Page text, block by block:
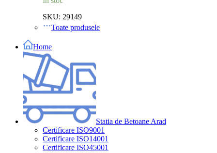
SKU: 29149
Toate produsele
Home
Statia de Betoane Arad
Certificare ISO9001
Certificare ISO14001
Certificare ISO45001